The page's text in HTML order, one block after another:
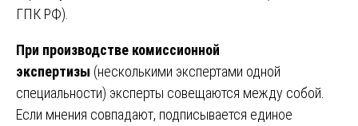
ГПК РФ).
При производстве комиссионной
экспертизы (несколькими экспертами одной
специальности) эксперты совещаются между собой.
Если мнения совпадают, подписывается единое